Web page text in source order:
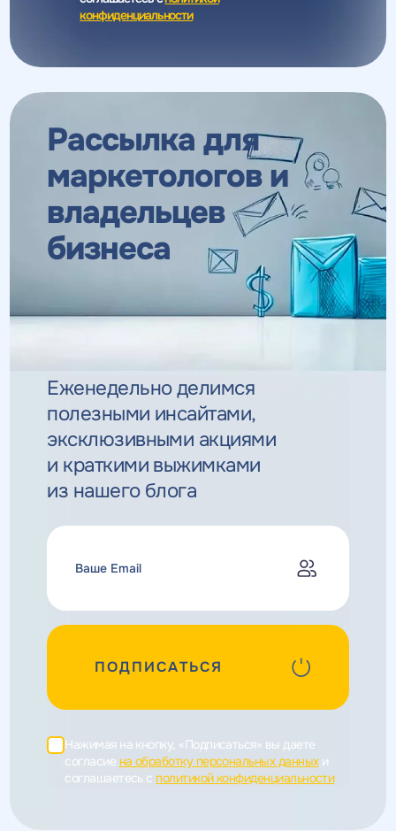
конфиденциальности
Рассылка для
маркетологови
владельцев
бизнеса
Еженедельно делимся
полезными инсайтами,
эксклюзивными акциями
и краткими выжимками
из нашего блога
ПОДПИСАТЬСЯ
Нажимая на кнопку, «Подписаться» вы даете
согласие на обработку персональных данныхи
соглашаетесь c политикой конфиденциальности